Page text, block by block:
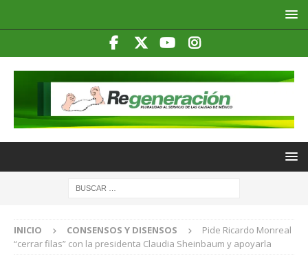
INICIO CONSENSOS Y DISENSOS
Pide Ricardo Monreal
“cerrar filas” con la presidenta Claudia Sheinbaum y apoyarla